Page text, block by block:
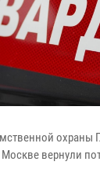
охраны
вернули